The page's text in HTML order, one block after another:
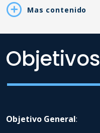
Mas contenido
Objetivo General:
Objetivos